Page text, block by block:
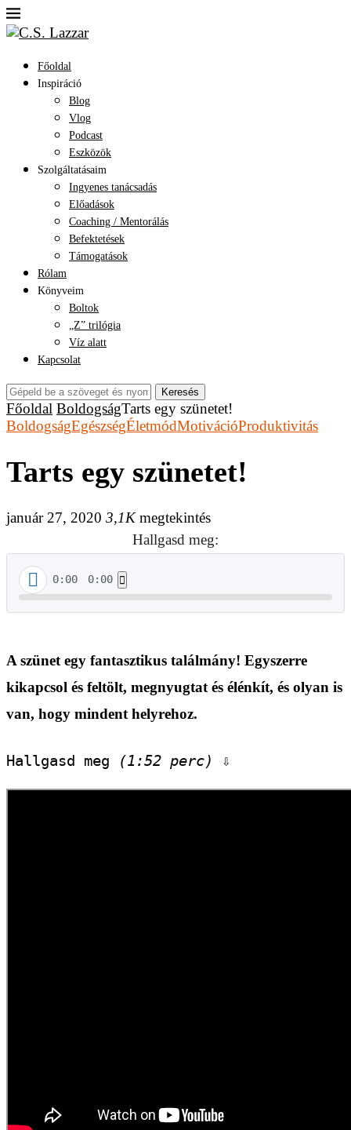
Főoldal
Inspiráció
Blog
Vlog
Podcast
Eszközök
Szolgáltatásaim
Ingyenes tanácsadás
Előadások
Coaching / Mentorálás
Befektetések
Támogatások
Rólam
Könyveim
Boltok
„Z” trilógia
Víz alatt
Kapcsolat
Keresés
Főoldal BoldogságTarts egy szünetet!
BoldogságEgészségÉletmódMotivációProduktivitás
Tarts egy szünetet!
január 27, 2020 3,1Kmegtekintés
Hallgasd meg:
0:00 0:00
A szünet egy fantasztikus találmány! Egyszerre
kikapcsol és feltölt, megnyugtat és élénkít, és olyan is
van, hogy mindent helyrehoz.
Hallgasd meg (1:52 perc) ⇩